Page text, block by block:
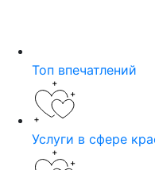
Топ впечатлений
Услуги в сфере